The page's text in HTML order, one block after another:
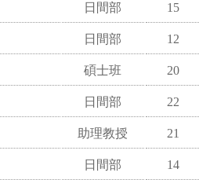
日間部 15
日間部 12
碩士班 20
日間部 22
助理教授 21
日間部 14